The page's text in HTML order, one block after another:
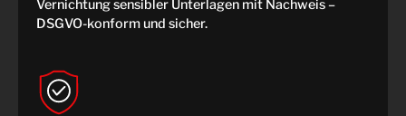
Vernichtung sensibler Unterlagen mit Nachweis –
DSGVO-konform und sicher.